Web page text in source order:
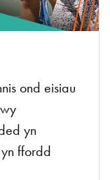
ond eisiau
yn
ffordd